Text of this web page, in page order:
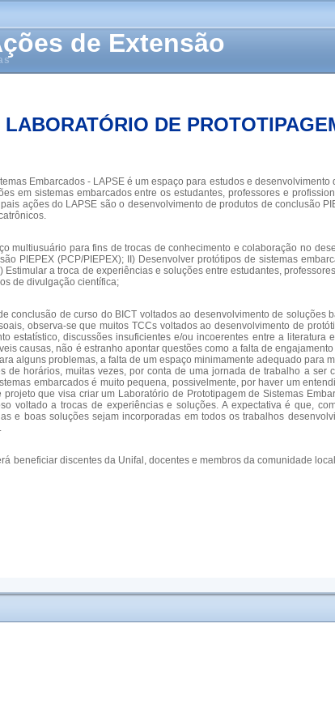
de Extensão
LABORATÓRIO DE
Embarcados - LAPSE é um espaço para estudos e
em sistemas embarcados entre os estudantes, professores e
ações do LAPSE são o desenvolvimento de produtos de conclusão
multiusuário para fins de trocas de conhecimento e colaboração no
PIEPEX (PCP/PIEPEX); II) Desenvolver protótipos de sistemas
Estimular a troca de experiências e soluções entre estudantes,
de divulgação científica;
conclusão de curso do BICT voltados ao desenvolvimento de
observa-se que muitos TCCs voltados ao desenvolvimento de
estatístico, discussões insuficientes e/ou incoerentes entre a
causas, não é estranho apontar questões como a falta de
alguns problemas, a falta de um espaço minimamente adequado
de horários, muitas vezes, por conta de uma jornada de trabalho a
embarcados é muito pequena, possivelmente, por haver um
que visa criar um Laboratório de Prototipagem de Sistemas
voltado a trocas de experiências e soluções. A expectativa é que,
e boas soluções sejam incorporadas em todos os trabalhos
beneficiar discentes da Unifal, docentes e membros da comunidade